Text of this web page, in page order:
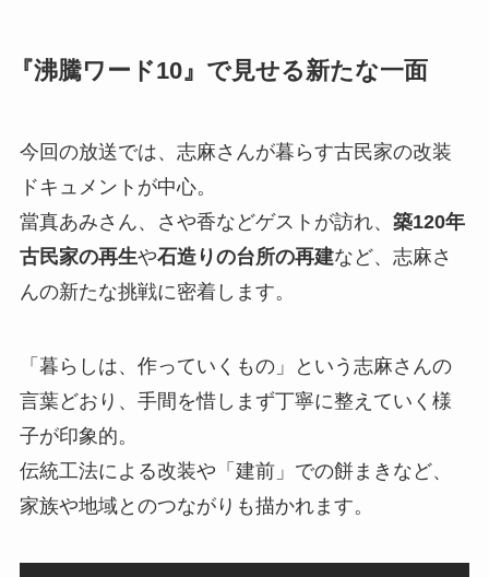
『沸騰ワード10』で見せる新たな一面
今回の放送では、志麻さんが暮らす古民家の改装
ドキュメントが中心。
當真あみさん、さや香などゲストが訪れ、 築120年
古民家の再生や石造りの台所の再建など、志麻さ
んの新たな挑戦に密着します。
「暮らしは、作っていくもの」という志麻さんの
言葉どおり、手間を惜しまず丁寧に整えていく様
子が印象的。
伝統工法による改装や「建前」での餅まきなど、
家族や地域とのつながりも描かれます。